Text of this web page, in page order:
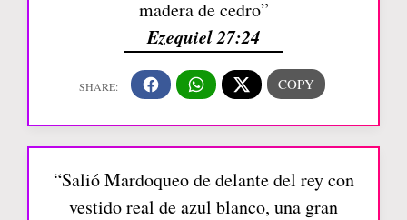
madera de cedro”
Ezequiel 27:24
“Salió Mardoqueo de delante del rey con
vestido real de azul blanco, una gran